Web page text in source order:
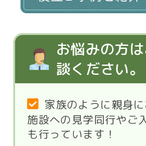
お悩みの方
談ください。
家族のように親身
施設への見学同行やご
も行っています！